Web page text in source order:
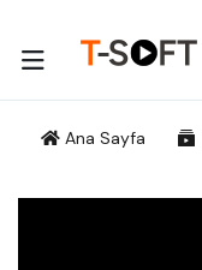
Ana Sayfa